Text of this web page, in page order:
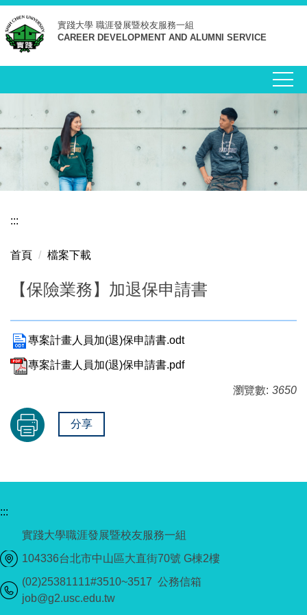
跳
到
主
要
區
實踐大學 職涯發展暨校友服務一組
CAREER DEVELOPMENT AND ALUMNI SERVICE
:::
首頁 檔案下載
【保險業務】加退保申請書
專案計畫人員加(退)保申請書.odt
專案計畫人員加(退)保申請書.pdf
瀏覽數: 3650
分享
:::
實踐大學職涯發展暨校友服務一組
104336台北市中山區大直街70號 G棟2樓
(02)25381111#3510~3517 公務信箱
job@g2.usc.edu.tw